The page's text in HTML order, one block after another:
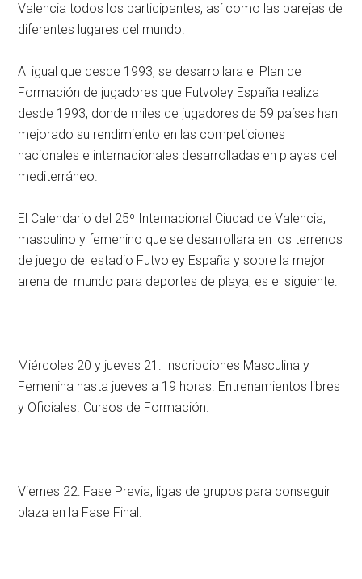
Valencia todos los participantes, así como las parejas de
diferentes lugares del mundo.
Al igual que desde 1993, se desarrollara el Plan de
Formación de jugadores que Futvoley España realiza
desde 1993, donde miles de jugadores de 59 países han
mejorado su rendimiento en las competiciones
nacionales e internacionales desarrolladas en playas del
mediterráneo.
El Calendario del 25º Internacional Ciudad de Valencia,
masculino y femenino que se desarrollara en los terrenos
de juego del estadio Futvoley España y sobre la mejor
arena del mundo para deportes de playa, es el siguiente:
Miércoles 20 y jueves 21: Inscripciones Masculina y
Femenina hasta jueves a 19 horas. Entrenamientos libres
y Oficiales. Cursos de Formación.
Viernes 22: Fase Previa, ligas de grupos para conseguir
plaza en la Fase Final.